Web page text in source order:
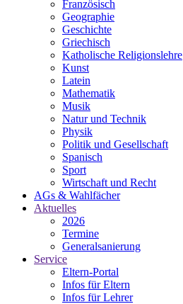
Französisch
Geographie
Geschichte
Griechisch
Katholische Religionslehre
Kunst
Latein
Mathematik
Musik
Natur und Technik
Physik
Politik und Gesellschaft
Spanisch
Sport
Wirtschaft und Recht
AGs & Wahlfächer
Aktuelles
2026
Termine
Generalsanierung
Service
Eltern-Portal
Infos für Eltern
Infos für Lehrer